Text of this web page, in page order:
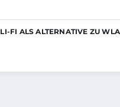
FI ALS ALTERNATIVE ZU